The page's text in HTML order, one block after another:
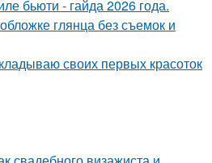
бьюти - гайда 2026 года.
глянца без съемок и
своих первых красоток